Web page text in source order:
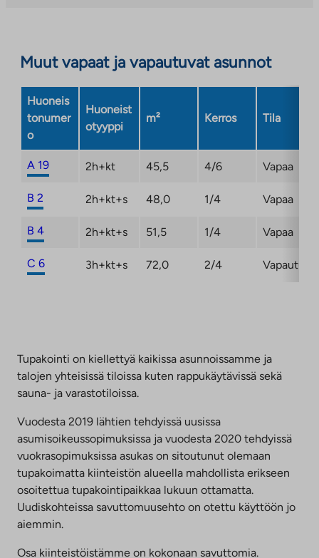
Muut vapaat ja vapautuvat asunnot
Huoneis
tonumer
o
Huoneist
otyyppi
m² Kerros Tila
A 19 2h+kt 45,5 4/6 Vapaa
B 2 2h+kt+s 48,0 1/4 Vapaa
B 4 2h+kt+s 51,5 1/4 Vapaa
C 6 3h+kt+s 72,0 2/4
Tupakointi on kiellettyä kaikissa asunnoissamme ja
talojen yhteisissä tiloissa kuten rappukäytävissä sekä
sauna- ja varastotiloissa.
Vuodesta 2019 lähtien tehdyissä uusissa
asumisoikeussopimuksissa ja vuodesta 2020 tehdyissä
vuokrasopimuksissa asukas on sitoutunut olemaan
tupakoimatta kiinteistön alueella mahdollista erikseen
osoitettua tupakointipaikkaa lukuun ottamatta.
Uudiskohteissa savuttomuusehto on otettu käyttöön jo
aiemmin.
Osa kiinteistöistämme on kokonaan savuttomia.